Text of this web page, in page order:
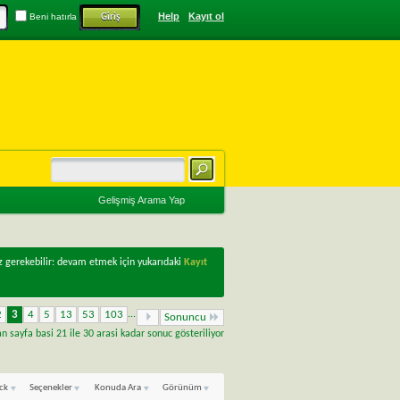
Kayıt ol
Help
Beni hatırla
Gelişmiş Arama Yap
gerekebilir: devam etmek için yukarıdaki Kayıt
3 4 5 13 53 103 ... Sonuncu
sayfa basi 21 ile 30 arasi kadar sonuc gösteriliyor
Seçenekler Konuda Ara Görünüm